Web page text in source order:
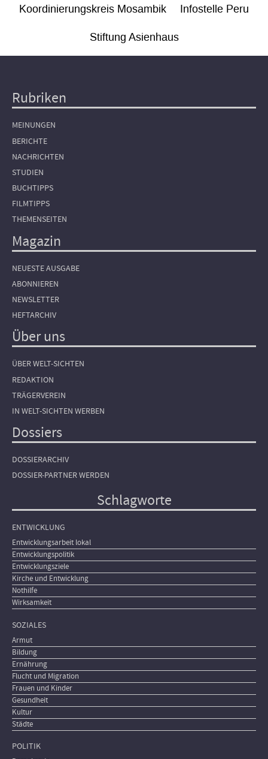
Koordinierungskreis Mosambik Infostelle Peru
Stiftung Asienhaus
Hauptnavigation
Rubriken
MEINUNGEN
BERICHTE
NACHRICHTEN
STUDIEN
BUCHTIPPS
FILMTIPPS
THEMENSEITEN
Magazin
NEUESTE AUSGABE
ABONNIEREN
NEWSLETTER
HEFTARCHIV
Über uns
ÜBER WELT-SICHTEN
REDAKTION
TRÄGERVEREIN
IN WELT-SICHTEN WERBEN
Dossiers
DOSSIERARCHIV
DOSSIER-PARTNER WERDEN
Schlagworte
ENTWICKLUNG
Entwicklungsarbeit lokal
Entwicklungspolitik
Entwicklungsziele
Kirche und Entwicklung
Nothilfe
Wirksamkeit
SOZIALES
Armut
Bildung
Ernährung
Flucht und Migration
Frauen und Kinder
Gesundheit
Kultur
Städte
POLITIK